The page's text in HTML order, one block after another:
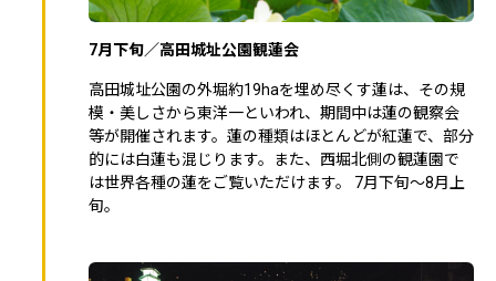
7月下旬／高田城址公園観蓮会
高田城址公園の外堀約19haを埋め尽くす蓮は、その規
模・美しさから東洋一といわれ、期間中は蓮の観察会
等が開催されます。蓮の種類はほとんどが紅蓮で、部分
的には白蓮も混じります。また、西堀北側の観蓮園で
は世界各種の蓮をご覧いただけます。 7月下旬～8月上
旬。